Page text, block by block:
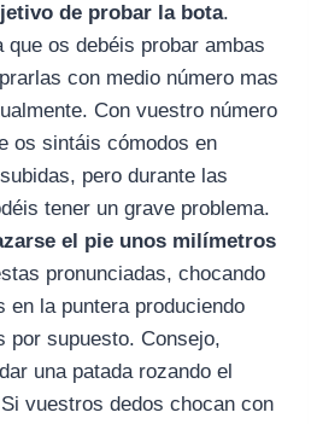
de probar la bota.
que os debéis probar ambas
con medio número mas
Con vuestro número
os sintáis cómodos en
pero durante las
tener un grave problema.
el pie unos milímetros
pronunciadas, chocando
en la puntera produciendo
por supuesto. Consejo,
una patada rozando el
vuestros dedos chocan con